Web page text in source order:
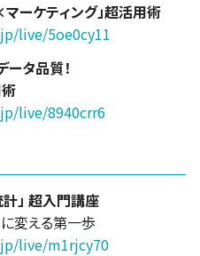
ーケティング」超活用術
live/5oe0cy11
タ品質！
live/8940crr6
」 超入門講座
に変える第一歩
live/m1rjcy70